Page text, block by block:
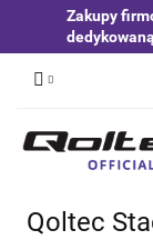
Zakupy
Qoltec